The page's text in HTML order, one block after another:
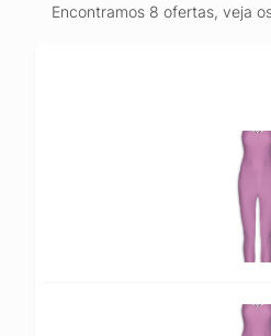
Encontramos 8 ofertas, veja